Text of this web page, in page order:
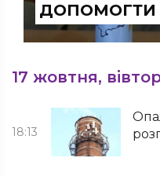
ДОПОМОГТИ
17 жовтня,
18:13